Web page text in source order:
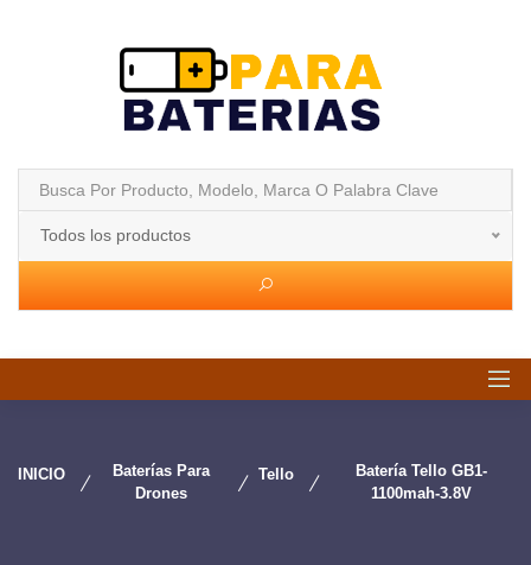
Todos los productos
INICIO
Baterías Para
Drones
Tello
Batería Tello GB1-
1100mah-3.8V